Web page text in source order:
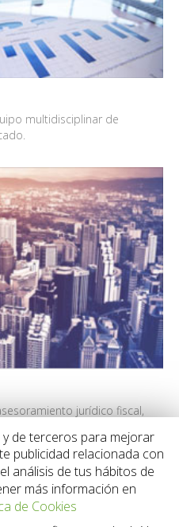
multidisciplinar de
jurídico fiscal,
por
de terceros para mejorar
publicidad relacionada con
análisis de tus hábitos de
más información en
de Cookies